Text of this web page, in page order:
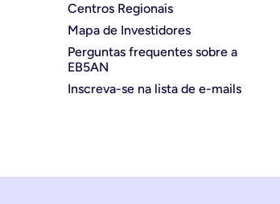
Centros Regionais
Mapa de Investidores
Perguntas frequentes sobre a
EB5AN
Inscreva-se na lista de e-mails